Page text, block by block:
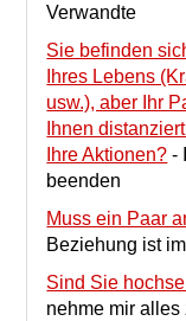
Verwandte
Sie befinden
Ihres Lebens
usw.), aber Ihr
Ihnen
Ihre Aktionen? -
beenden
Muss ein Paar
Beziehung ist
Sind Sie
nehme mir alles